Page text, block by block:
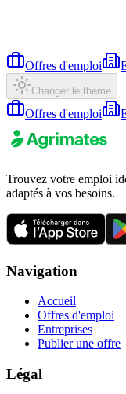
Offres d'emploi
Changer le thème
Offres d'emploi
Trouvez votre emploi
adaptés à vos besoins.
Navigation
Accueil
Offres d'emploi
Entreprises
Publier une offre
Légal